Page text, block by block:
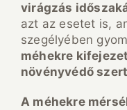
virágzás
azt az esetet is,
szegélyében
méhekre
növényvédő
A méhekre